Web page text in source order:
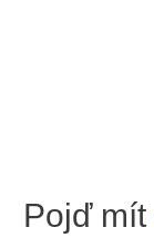
Pojď mít